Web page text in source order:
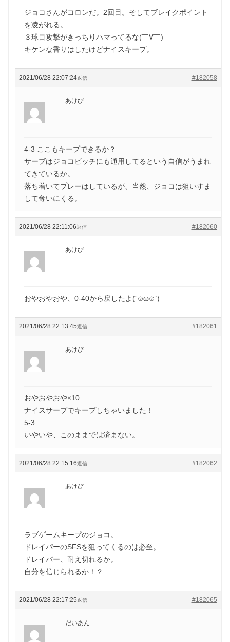
ジョコさんがコロンだ。2回目。そしてブレイクポイント
を凌がれる。
３球目攻撃がきっちりハマってるな(￣∀￣)
キケンな香りはしたけどナイスキープ。
2021/06/28 22:07:24 #182058
返信
あけび
4-3 ここもキープできるか？
サーブはジョコビッチにも通用してるという自信がうまれ
てきているか。
落ち着いてプレーはしているが、当然、ジョコは狙いすま
して奪いにくる。
2021/06/28 22:11:06 #182060
返信
あけび
おやおやおや、0-40から戻したよ(´⊙ω⊙`)
2021/06/28 22:13:45 #182061
返信
あけび
おやおやおや×10
ナイスサーブでキープしちゃいました！
5-3
いやいや、このままでは済まない。
2021/06/28 22:15:16 #182062
返信
あけび
ラブゲームキープのジョコ。
ドレイパーのSFSを狙ってくるのは必至。
ドレイパー、耐え切れるか。
自分を信じられるか！？
2021/06/28 22:17:25 #182065
返信
だいあん